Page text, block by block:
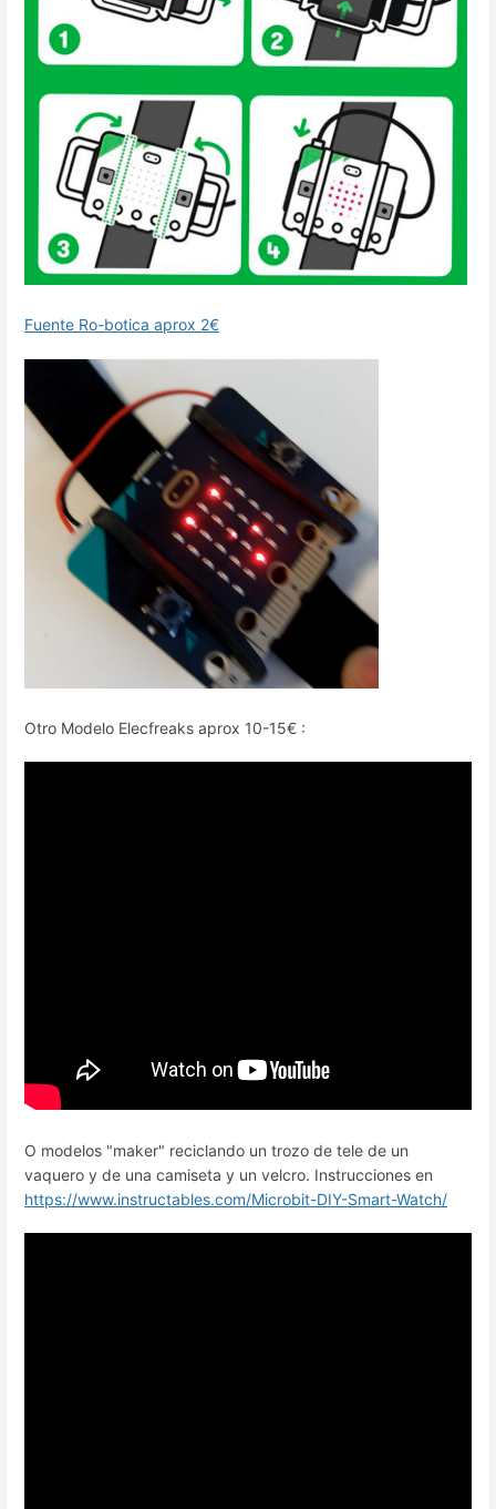
Fuente Ro-botica aprox 2€
Otro Modelo Elecfreaks aprox 10-15€ :
O modelos "maker" reciclando un trozo de tele de un
vaquero y de una camiseta y un velcro. Instrucciones en
https://www.instructables.com/Microbit-DIY-Smart-Watch/